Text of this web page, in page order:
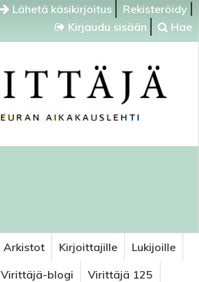
Lähetä käsikirjoitus
Rekisteröidy
Kirjaudu sisään
Hae
Arkistot Kirjoittajille
Lukijoille
Virittäjä-blogi
Virittäjä 125